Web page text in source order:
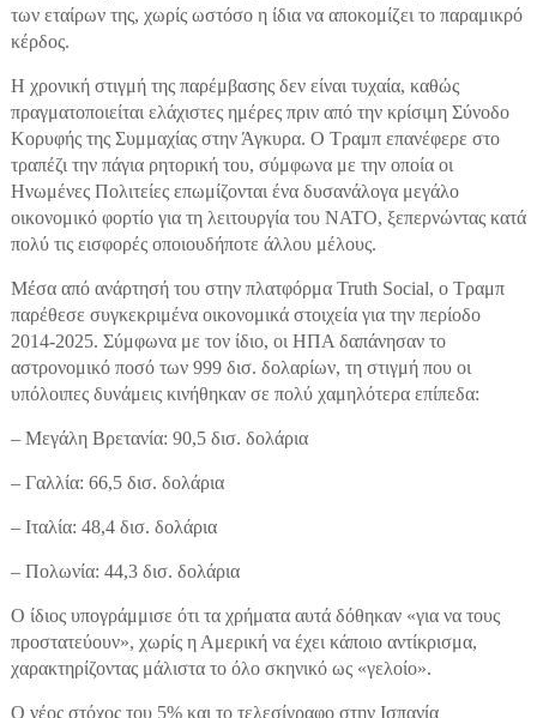
των εταίρων της, χωρίς ωστόσο η ίδια να αποκομίζει το παραμικρό
κέρδος.
Η χρονική στιγμή της παρέμβασης δεν είναι τυχαία, καθώς
πραγματοποιείται ελάχιστες ημέρες πριν από την κρίσιμη Σύνοδο
Κορυφής της Συμμαχίας στην Άγκυρα. Ο Τραμπ επανέφερε στο
τραπέζι την πάγια ρητορική του, σύμφωνα με την οποία οι
Ηνωμένες Πολιτείες επωμίζονται ένα δυσανάλογα μεγάλο
οικονομικό φορτίο για τη λειτουργία του ΝΑΤΟ, ξεπερνώντας κατά
πολύ τις εισφορές οποιουδήποτε άλλου μέλους.
Μέσα από ανάρτησή του στην πλατφόρμα Truth Social, ο Τραμπ
παρέθεσε συγκεκριμένα οικονομικά στοιχεία για την περίοδο
2014-2025. Σύμφωνα με τον ίδιο, οι ΗΠΑ δαπάνησαν το
αστρονομικό ποσό των 999 δισ. δολαρίων, τη στιγμή που οι
υπόλοιπες δυνάμεις κινήθηκαν σε πολύ χαμηλότερα επίπεδα:
– Μεγάλη Βρετανία: 90,5 δισ. δολάρια
– Γαλλία: 66,5 δισ. δολάρια
– Ιταλία: 48,4 δισ. δολάρια
– Πολωνία: 44,3 δισ. δολάρια
Ο ίδιος υπογράμμισε ότι τα χρήματα αυτά δόθηκαν «για να τους
προστατεύουν», χωρίς η Αμερική να έχει κάποιο αντίκρισμα,
χαρακτηρίζοντας μάλιστα το όλο σκηνικό ως «γελοίο».
Ο νέος στόχος του 5% και το τελεσίγραφο στην Ισπανία